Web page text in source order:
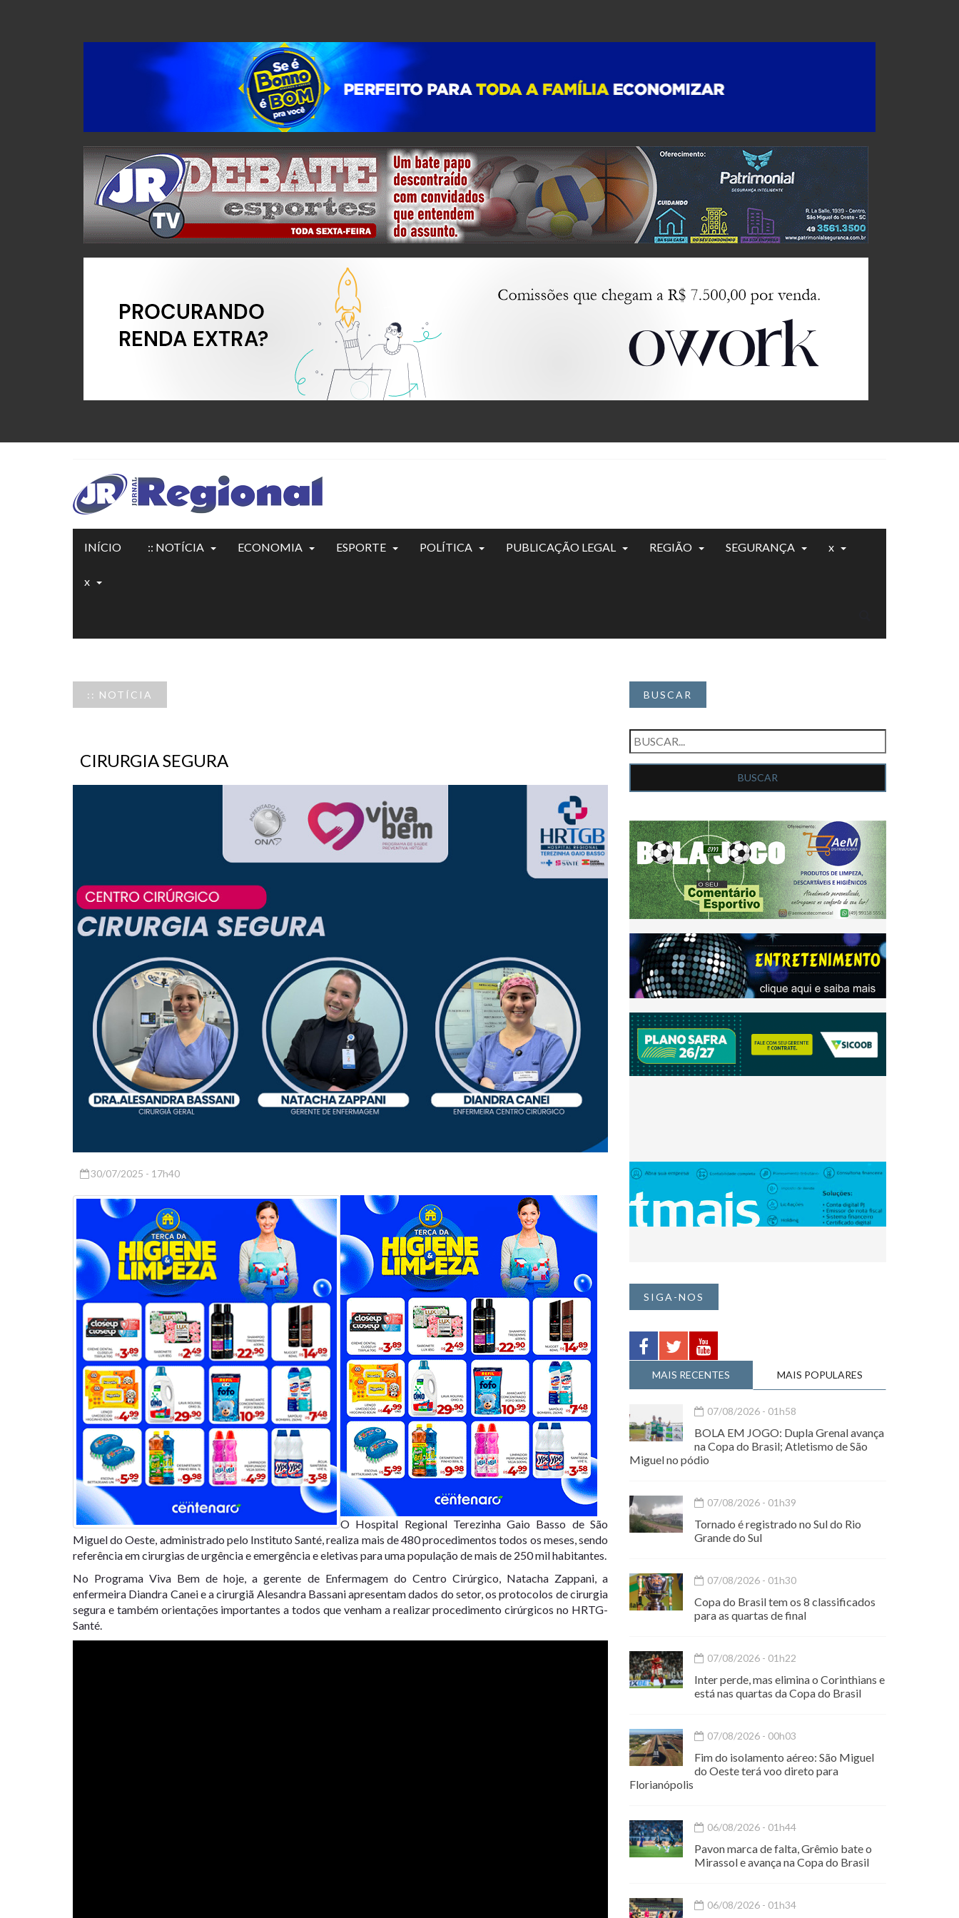
INÍCIO :: NOTÍCIA ECONOMIA ESPORTE POLÍTICA PUBLICAÇÃO LEGAL REGIÃO SEGURANÇA x
x
:: NOTÍCIA
CIRURGIA SEGURA
30/07/2025 - 17h40
O Hospital Regional Terezinha Gaio Basso de São
Miguel do Oeste, administrado pelo Instituto Santé, realiza mais de 480 procedimentos todos os meses, sendo
referência em cirurgias de urgência e emergência e eletivas para uma população de mais de 250 mil habitantes.
No Programa Viva Bem de hoje, a gerente de Enfermagem do Centro Cirúrgico, Natacha Zappani, a
enfermeira Diandra Canei e a cirurgiã Alesandra Bassani apresentam dados do setor, os protocolos de cirurgia
segura e também orientações importantes a todos que venham a realizar procedimento cirúrgicos no HRTG-
Santé.
BUSCAR
SIGA-NOS
MAIS RECENTES MAIS POPULARES
07/08/2026 - 01h58
BOLA EM JOGO: Dupla Grenal avança
na Copa do Brasil; Atletismo de São
Miguel no pódio
07/08/2026 - 01h39
Tornado é registrado no Sul do Rio
Grande do Sul
07/08/2026 - 01h30
Copa do Brasil tem os 8 classificados
para as quartas de final
07/08/2026 - 01h22
Inter perde, mas elimina o Corinthians e
está nas quartas da Copa do Brasil
07/08/2026 - 00h03
Fim do isolamento aéreo: São Miguel
do Oeste terá voo direto para
Florianópolis
06/08/2026 - 01h44
Pavon marca de falta, Grêmio bate o
Mirassol e avança na Copa do Brasil
06/08/2026 - 01h34